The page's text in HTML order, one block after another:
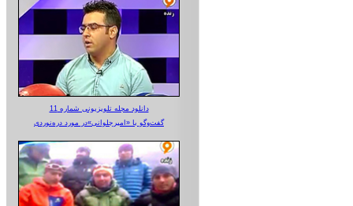
دانلود مجله تلویزیونی شماره 11
گفت‌وگو با «امیرجلوانی»در مورد دره‌نوردی